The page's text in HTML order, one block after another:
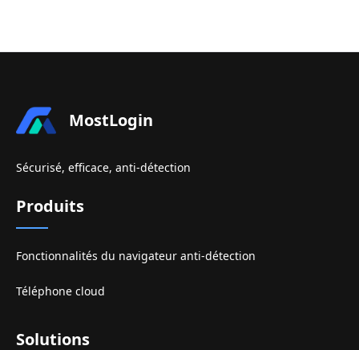
MostLogin
Sécurisé, efficace, anti-détection
Produits
Fonctionnalités du navigateur anti-détection
Téléphone cloud
Solutions